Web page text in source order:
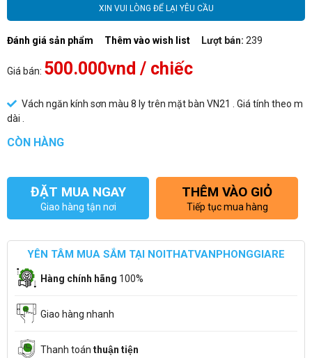
XIN VUI LÒNG ĐỂ LẠI YÊU CẦU
Đánh giá sản phẩm Thêm vào wish list Lượt bán: 239
Giá bán: 500.000vnd / chiếc
Vách ngăn kính sơn màu 8 ly trên mặt bàn VN21 . Giá tính theo m
dài .
CÒN HÀNG
ĐẶT MUA NGAY
Giao hàng tận nơi
THÊM VÀO GIỎ
Tiếp tục mua hàng
YÊN TÂM MUA SẮM TẠI NOITHATVANPHONGGIARE
Hàng chính hãng 100%
Giao hàng nhanh
Thanh toán thuận tiện